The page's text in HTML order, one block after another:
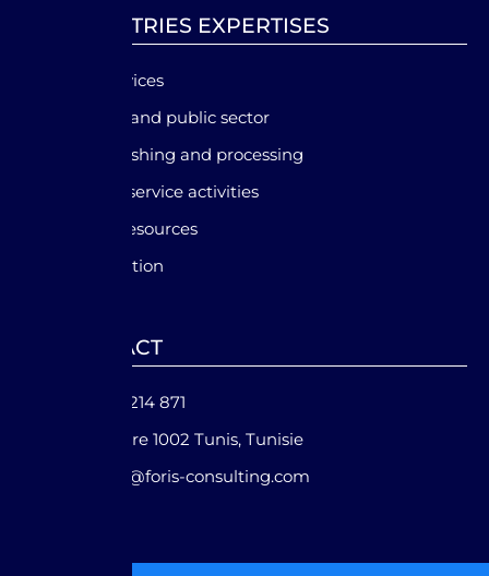
INDUSTRIES EXPERTISES
Financial services
Government and public sector
Agriculture, fishing and processing
Tourism and service activities
Energy and resources
IT and innovation
CONTACT
+216 93 214 871
Belvédère 1002 Tunis, Tunisie
contact@foris-consulting.com